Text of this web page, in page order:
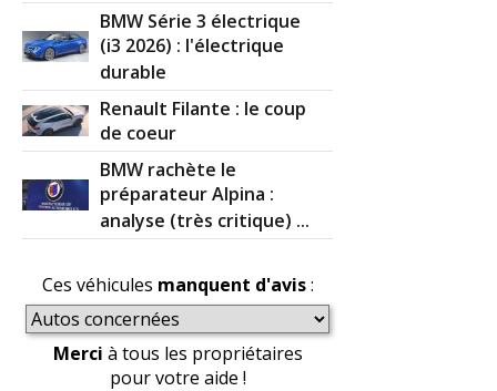
BMW Série 3 électrique
(i3 2026) : l'électrique
durable
Renault Filante : le coup
de coeur
BMW rachète le
préparateur Alpina :
analyse (très critique) ...
Ces véhicules manquent d'avis:
Merci à tous les propriétaires
pour votre aide !